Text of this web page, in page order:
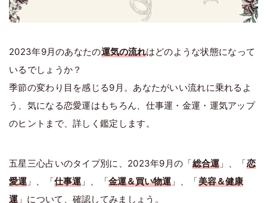
2023年9月のあなたの運気の流れはどのような状態になって
いるでしょうか？
季節の変わり目を感じる9月。あなたがいい流れに乗れるよ
う、気になる恋愛運はもちろん、仕事運・金運・運気アップ
のヒントまで、詳しく鑑定します。
五星三心占いのタイプ別に、2023年9月の「総合運」、「恋
愛運 」、「仕事運」、「金運＆買い物運」、「美容＆健康
運 」について、確認してみましょう。